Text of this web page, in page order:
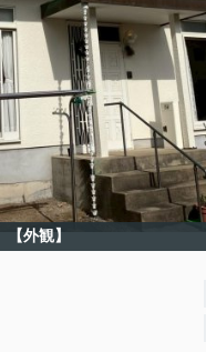
【外観】